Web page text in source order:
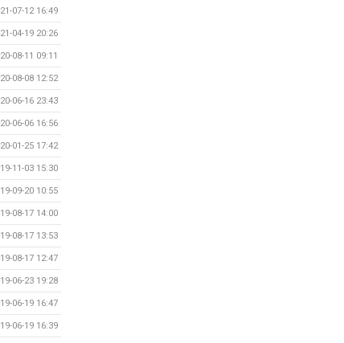
07-12 16:49
04-19 20:26
08-11 09:11
08-08 12:52
06-16 23:43
06-06 16:56
01-25 17:42
11-03 15:30
09-20 10:55
08-17 14:00
08-17 13:53
08-17 12:47
06-23 19:28
06-19 16:47
06-19 16:39